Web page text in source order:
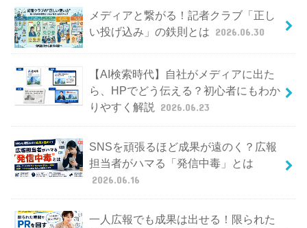
メディアと繋がる！記者クラブ「正し
い投げ込み」の鉄則とは 2026.06.30
【AI検索時代】自社がメディアに出た
ら、HPでどう伝える？初心者にもわか
りやすく解説
2026.06.23
SNSを頑張るほど成果が遠のく？広報
担当者がハマる「発信中毒」とは
2026.06.16
一人広報でも成果は出せる！限られた